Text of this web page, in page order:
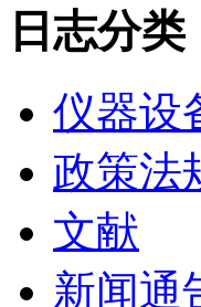
日志分类
仪器设
政策法
文献
新闻通